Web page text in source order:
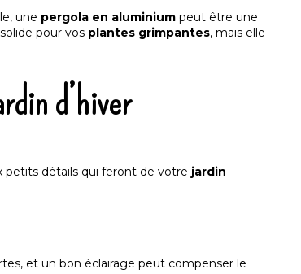
une pergola en aluminium peut être une
pour vos plantes grimpantes, mais elle
d’hiver
petits détails qui feront de votre jardin
et un bon éclairage peut compenser le